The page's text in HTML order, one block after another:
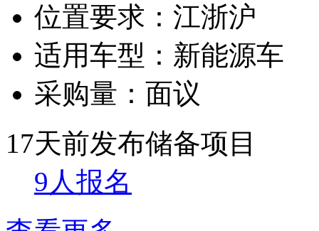
位置要求： 江浙沪
适用车型： 新能源车
采购量： 面议
17天前发布储备项目
9人报名